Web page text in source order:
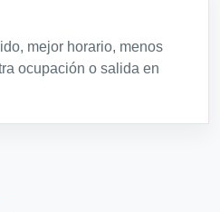
mejor horario, menos
ocupación o salida en